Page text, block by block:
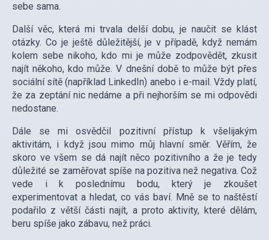
sebe sama.
Další věc, která mi trvala delší dobu, je naučit se klást
otázky. Co je ještě důležitější, je v případě, když nemám
kolem sebe nikoho, kdo mi je může zodpovědět, zkusit
najít někoho, kdo může. V dnešní době to může být přes
sociální sítě (například LinkedIn) anebo i e-mail. Vždy platí,
že za zeptání nic nedáme a při nejhorším se mi odpovědi
nedostane.
Dále se mi osvědčil pozitivní přístup k všelijakým
aktivitám, i když jsou mimo můj hlavní směr. Věřím, že
skoro ve všem se dá najít něco pozitivního a že je tedy
důležité se zaměřovat spíše na pozitiva než negativa. Což
vede i k poslednímu bodu, který je zkoušet
experimentovat a hledat, co vás baví. Mně se to naštěstí
podařilo z větší části najít, a proto aktivity, které dělám,
beru spíše jako zábavu, než práci.